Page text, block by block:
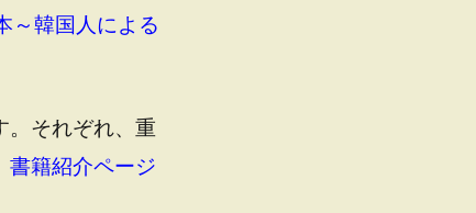
～韓国人による
。それぞれ、重
書籍紹介ページ